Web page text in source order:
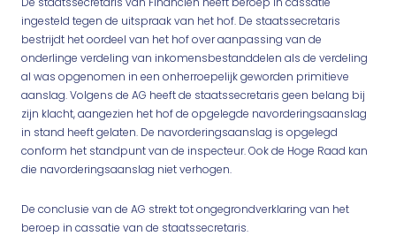
ingesteld tegen de uitspraak van het hof. De staatssecretaris
bestrijdt het oordeel van het hof over aanpassing van de
onderlinge verdeling van inkomensbestanddelen als de verdeling
al was opgenomen in een onherroepelijk geworden primitieve
aanslag. Volgens de AG heeft de staatssecretaris geen belang bij
zijn klacht, aangezien het hof de opgelegde navorderingsaanslag
in stand heeft gelaten. De navorderingsaanslag is opgelegd
conform het standpunt van de inspecteur. Ook de Hoge Raad kan
die navorderingsaanslag niet verhogen.
De conclusie van de AG strekt tot ongegrondverklaring van het
beroep in cassatie van de staatssecretaris.